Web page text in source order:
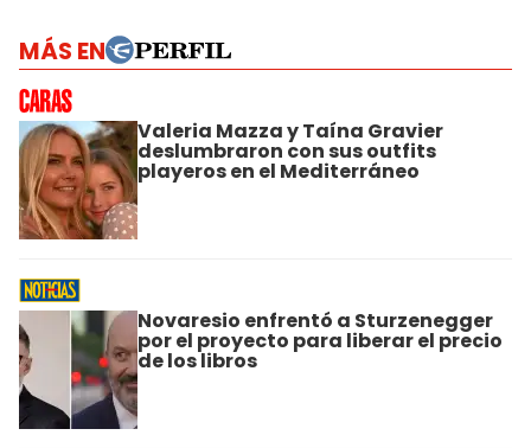
MÁS EN
Valeria Mazza y Taína Gravier
deslumbraron con sus outfits
playeros en el Mediterráneo
Novaresio enfrentó a Sturzenegger
por el proyecto para liberar el precio
de los libros